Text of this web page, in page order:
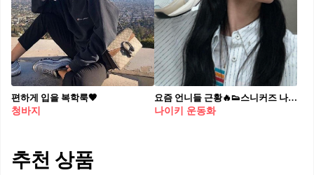
편하게 입을 복학룩🖤
청바지
요즘 언니들 근황🔥👟스니커즈 나이키 V2K 런🤍🖤 편한 데일리룩에 가벼운 발끝 마무리
나이키 운동화
추천 상품